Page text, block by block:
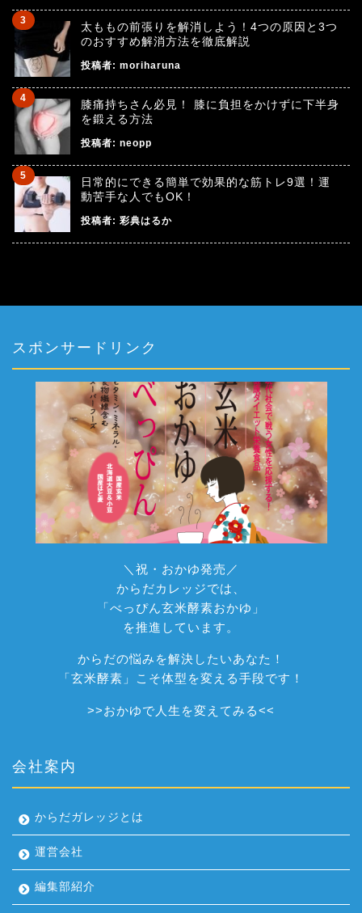
太ももの前張りを解消しよう！4つの原因と3つ
のおすすめ解消方法を徹底解説
投稿者: moriharuna
膝痛持ちさん必見！ 膝に負担をかけずに下半身
を鍛える方法
投稿者: neopp
日常的にできる簡単で効果的な筋トレ9選！運
動苦手な人でもOK！
投稿者: 彩典はるか
スポンサードリンク
＼祝・おかゆ発売／
からだカレッジでは、
「べっぴん玄米酵素おかゆ」
を推進しています。
からだの悩みを解決したいあなた！
「玄米酵素」こそ体型を変える手段です！
>>おかゆで人生を変えてみる<<
会社案内
からだガレッジとは
運営会社
編集部紹介